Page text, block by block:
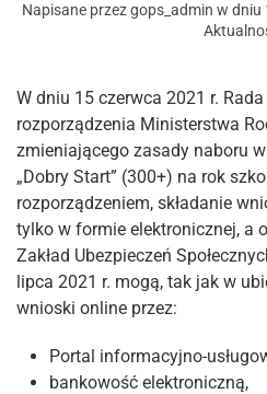
Napisane przezgops_admin w dniu
W dniu 15 czerwca 2021 r.
rozporządzenia Ministerstwa
zmieniającego zasady naboru
„Dobry Start” (300+) na rok
rozporządzeniem, składanie
tylko w formie elektronicznej, a
Zakład Ubezpieczeń
lipca 2021 r. mogą, tak jak w
wnioski online przez:
Portal informacyjno-
bankowość elektroniczną,